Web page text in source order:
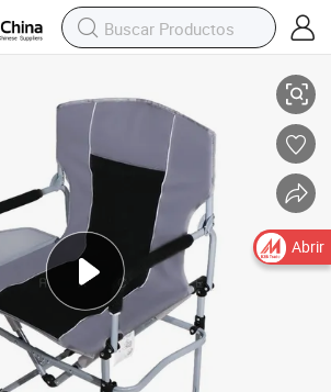
viaje, taburete portátil mini silla (16091)
de aluminio para playa con sombra para
Abrir